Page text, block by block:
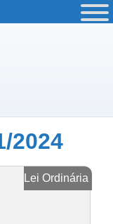
2024
Lei Ordinária